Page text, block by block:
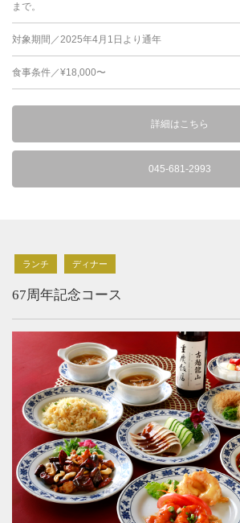
まで。
対象期間／2025年4月1日より通年
食事条件／¥18,000〜
詳細はこちら
045-681-2993
ランチ ディナー
67周年記念コース